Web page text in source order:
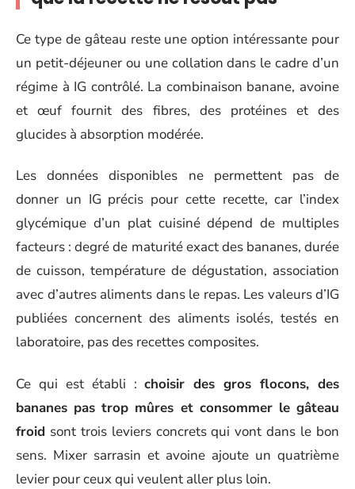
Ce type de gâteau reste une option intéressante pour
un petit-déjeuner ou une collation dans le cadre d’un
régime à IG contrôlé. La combinaison banane, avoine
et œuf fournit des fibres, des protéines et des
glucides à absorption modérée.
Les données disponibles ne permettent pas de
donner un IG précis pour cette recette, car l’index
glycémique d’un plat cuisiné dépend de multiples
facteurs : degré de maturité exact des bananes, durée
de cuisson, température de dégustation, association
avec d’autres aliments dans le repas. Les valeurs d’IG
publiées concernent des aliments isolés, testés en
laboratoire, pas des recettes composites.
Ce qui est établi :choisir des gros flocons, des
bananes pas trop mûres et consommer le gâteau
froid sont trois leviers concrets qui vont dans le bon
sens. Mixer sarrasin et avoine ajoute un quatrième
levier pour ceux qui veulent aller plus loin.